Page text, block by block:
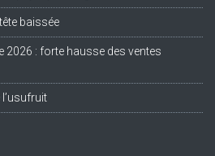
baissée
2026 : forte hausse des ventes